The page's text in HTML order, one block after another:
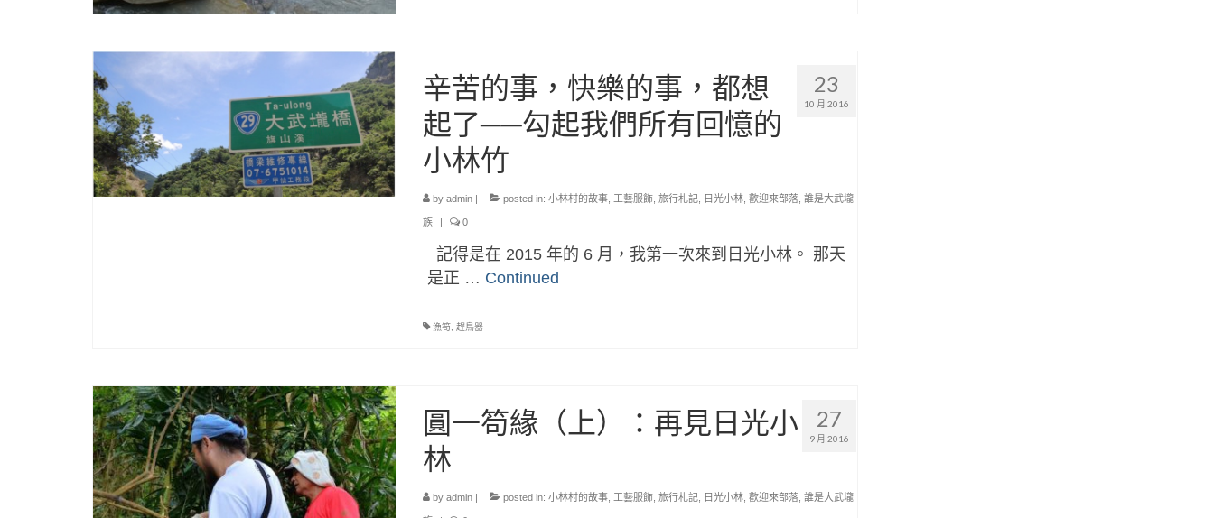
23
10 月 2016
辛苦的事，快樂的事，都想
起了──勾起我們所有回憶的
小林竹
by admin| posted in: 小林村的故事, 工藝服飾, 旅行札記, 日光小林, 歡迎來部落, 誰是大武壠
族 | 0
記得是在 2015 年的 6 月，我第一次來到日光小林。 那天
是正 … Continued
漁笱, 趕鳥器
27
9 月 2016
圓一笱緣（上）：再見日光小
林
by admin| posted in: 小林村的故事, 工藝服飾, 旅行札記, 日光小林, 歡迎來部落, 誰是大武壠